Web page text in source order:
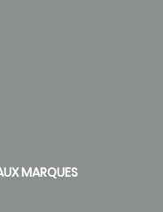
MARQUES